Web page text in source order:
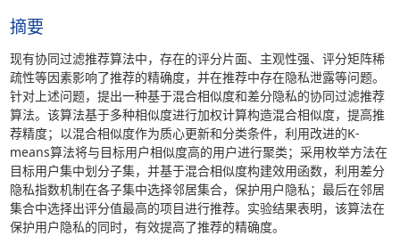
摘要
现有协同过滤推荐算法中，存在的评分片面、主观性强、评分矩阵稀
疏性等因素影响了推荐的精确度，并在推荐中存在隐私泄露等问题。
针对上述问题，提出一种基于混合相似度和差分隐私的协同过滤推荐
算法。该算法基于多种相似度进行加权计算构造混合相似度，提高推
荐精度；以混合相似度作为质心更新和分类条件，利用改进的K-
means算法将与目标用户相似度高的用户进行聚类；采用枚举方法在
目标用户集中划分子集，并基于混合相似度构建效用函数，利用差分
隐私指数机制在各子集中选择邻居集合，保护用户隐私；最后在邻居
集合中选择出评分值最高的项目进行推荐。实验结果表明，该算法在
保护用户隐私的同时，有效提高了推荐的精确度。